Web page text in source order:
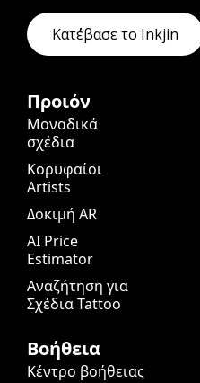
Κατ΄έβασε το Inkjin
Προιόν
Μοναδικά
σχέδια
Κορυφαίοι
Artists
Δοκιμή AR
AI Price
Estimator
Αναζήτηση για
Σχέδια Tattoo
Βοήθεια
Κέντρο βοήθειας